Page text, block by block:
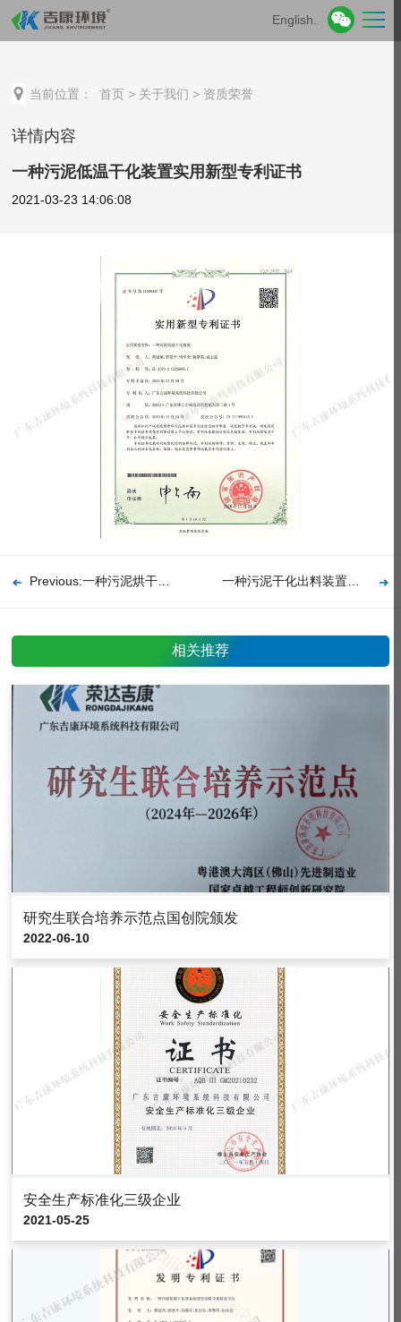
English.
当前位置： 首页 > 关于我们 > 资质荣誉
详情内容
一种污泥低温干化装置实用新型专利证书
2021-03-23 14:06:08
相关推荐
研究生联合培养示范点国创院颁发
2022-06-10
安全生产标准化三级企业
2021-05-25